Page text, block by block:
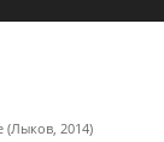
(Лыков, 2014)